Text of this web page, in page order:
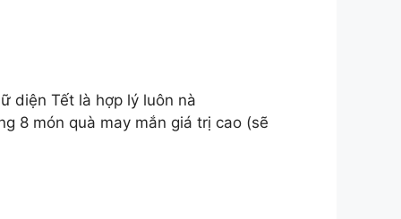
diện Tết là hợp lý luôn nà
8 món quà may mắn giá trị cao (sẽ